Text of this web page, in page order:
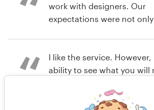
hace 8 años
paulmiller986
hace 8 años
work with designers. Our
expectations were not
I like the service. However,
ability to see what you will
is necessary.